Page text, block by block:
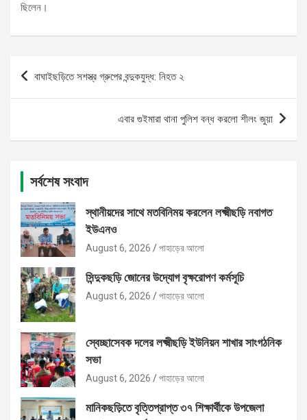
ছিলেন।
Post
navigation
বাঘাইছড়িতে সশস্ত্র গ্রুপের বন্দুকযুদ্ধ: নিহত ২
এবার গুইমারা থানা পুলিশ বন্ধ করলো শীলং জুয়া
সর্বশেষ সংবাদ
স্থানীয়দের সাথে মতবিনিময় করলেন লক্ষ্মীছড়ি নবাগত
ইউএনও
August 6, 2026 পাহাড়ের আলো
সিন্দুকছড়ি জোনের উদ্যোগ বৃক্ষরোপণ কর্মসূচি
August 6, 2026 পাহাড়ের আলো
স্বেচ্ছাসেবক দলের লক্ষ্মীছড়ি ইউনিয়ন শাখার সাংগঠনিক
সভা
August 6, 2026 পাহাড়ের আলো
মানিকছড়িতে বৃত্তিপ্রাপ্ত ৩৭ শিক্ষার্থীকে উপজেলা